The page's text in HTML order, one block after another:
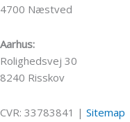
4700 Næstved
Aarhus:
Rolighedsvej 30
8240 Risskov
CVR: 33783841 | Sitemap